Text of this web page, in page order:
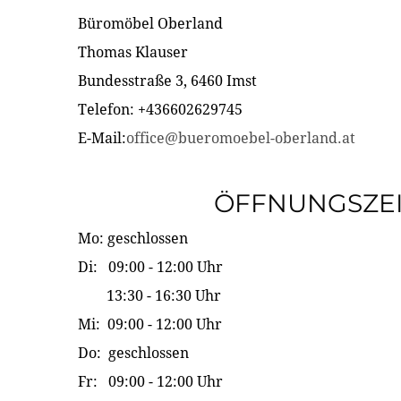
Büromöbel Oberland
Thomas Klauser
Bundesstraße 3, 6460 Imst
Telefon: +436602629745
E-Mail:office@bueromoebel-oberland.at
Mo: geschlossen
Di: 09:00 - 12:00 Uhr
13:30 - 16:30 Uhr
Mi: 09:00 - 12:00 Uhr
Do: geschlossen
Fr: 09:00 - 12:00 Uhr